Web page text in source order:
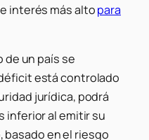
interés más altopara
de un país se
está controlado
jurídica, podrá
inferior al emitir su
basado en el riesgo